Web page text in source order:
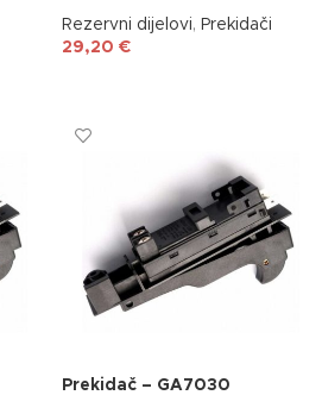
Rezervni dijelovi, Prekidači
29,20 €
Prekidač – GA7030